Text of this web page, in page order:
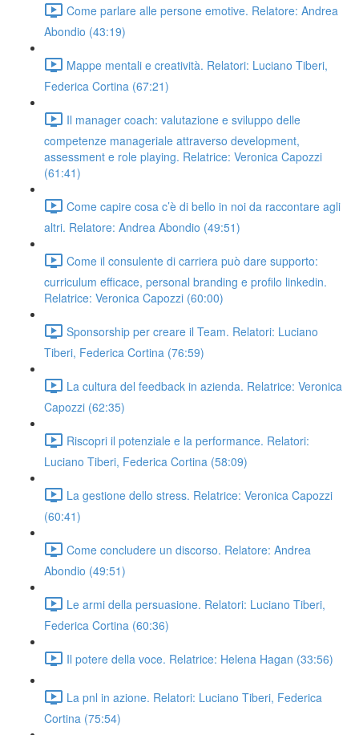
Come parlare alle persone emotive. Relatore: Andrea
Abondio (43:19)
Mappe mentali e creatività. Relatori: Luciano Tiberi,
Federica Cortina (67:21)
Il manager coach: valutazione e sviluppo delle
competenze manageriale attraverso development,
assessment e role playing. Relatrice: Veronica Capozzi
(61:41)
Come capire cosa c’è di bello in noi da raccontare agli
altri. Relatore: Andrea Abondio (49:51)
Come il consulente di carriera può dare supporto:
curriculum efficace, personal branding e profilo linkedin.
Relatrice: Veronica Capozzi (60:00)
Sponsorship per creare il Team. Relatori: Luciano
Tiberi, Federica Cortina (76:59)
La cultura del feedback in azienda. Relatrice: Veronica
Capozzi (62:35)
Riscopri il potenziale e la performance. Relatori:
Luciano Tiberi, Federica Cortina (58:09)
La gestione dello stress. Relatrice: Veronica Capozzi
(60:41)
Come concludere un discorso. Relatore: Andrea
Abondio (49:51)
Le armi della persuasione. Relatori: Luciano Tiberi,
Federica Cortina (60:36)
Il potere della voce. Relatrice: Helena Hagan (33:56)
La pnl in azione. Relatori: Luciano Tiberi, Federica
Cortina (75:54)